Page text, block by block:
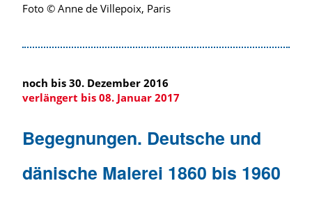
Foto © Anne de Villepoix, Paris
noch bis 30. Dezember 2016
verlängert bis 08. Januar 2017
Begegnungen. Deutsche und
dänische Malerei 1860 bis 1960